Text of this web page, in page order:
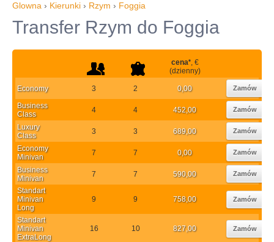
Glowna › Kierunki › Rzym › Foggia
Transfer Rzym do Foggia
cena*, €
(dzienny)
Economy 3 2 0,00 Zamów
Business
Class
4 4 452,00 Zamów
Luxury
Class
3 3 689,00 Zamów
Economy
Minivan
7 7 0,00 Zamów
Business
Minivan
7 7 590,00 Zamów
Standart
Minivan
Long
9 9 758,00 Zamów
Standart
Minivan
ExtraLong
16 10 827,00 Zamów